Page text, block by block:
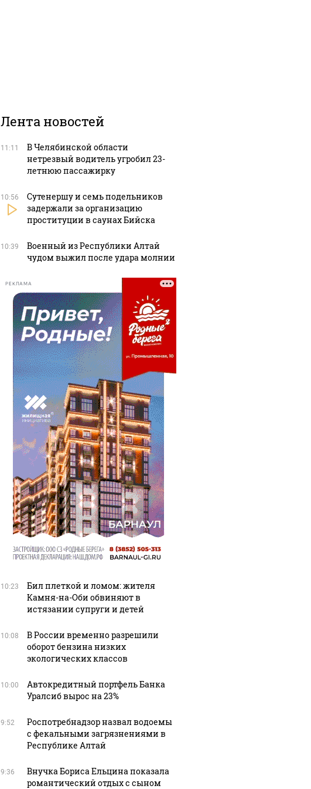
Все новости по
Таких событий не
Лента новостей
11:11
В Челябинской области
нетрезвый водитель угробил 23-
летнюю пассажирку
10:56
Сутенершу и семь подельников
задержали за организацию
проституции в саунах Бийска
10:39
Военный из Республики Алтай
чудом выжил после удара молнии
РЕКЛАМА
10:23
Бил плеткой и ломом: жителя
Камня-на-Оби обвиняют в
истязании супруги и детей
10:08
В России временно разрешили
оборот бензина низких
экологических классов
10:00
Автокредитный портфель Банка
Уралсиб вырос на 23%
9:52
Роспотребнадзор назвал водоемы
с фекальными загрязнениями в
Республике Алтай
9:36
Внучка Бориса Ельцина показала
романтический отдых с сыном